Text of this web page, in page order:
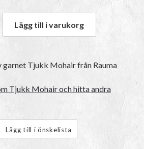
Mohair | 106 Knæsj rosa mängd
Lägg till i varukorg
garnet Tjukk Mohairfrån Rauma
Tjukk Mohair och hitta andra
Lägg till i önskelista